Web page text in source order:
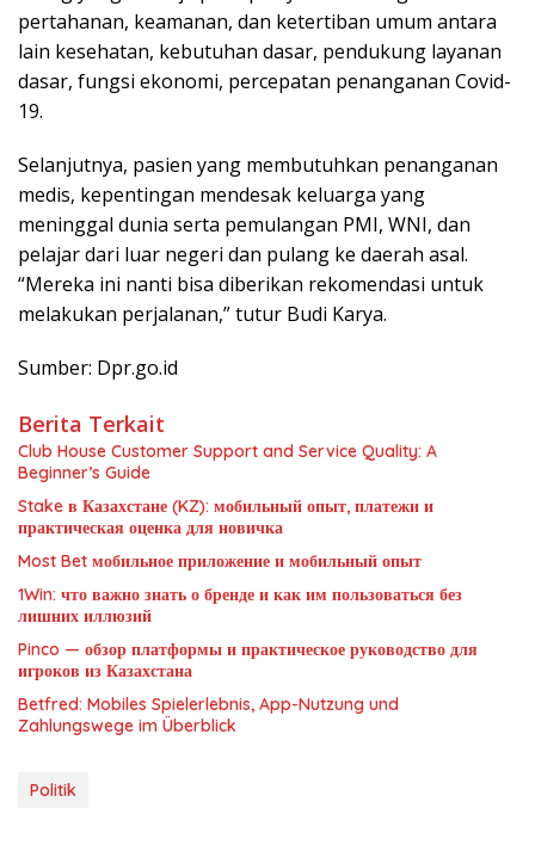
pertahanan, keamanan, dan ketertiban umum antara
lain kesehatan, kebutuhan dasar, pendukung layanan
dasar, fungsi ekonomi, percepatan penanganan Covid-
19.
Selanjutnya, pasien yang membutuhkan penanganan
medis, kepentingan mendesak keluarga yang
meninggal dunia serta pemulangan PMI, WNI, dan
pelajar dari luar negeri dan pulang ke daerah asal.
“Mereka ini nanti bisa diberikan rekomendasi untuk
melakukan perjalanan,” tutur Budi Karya.
Sumber: Dpr.go.id
Berita Terkait
Club House Customer Support and Service Quality: A
Beginner’s Guide
Stake в Казахстане (KZ): мобильный опыт, платежи и
практическая оценка для новичка
Most Bet мобильное приложение и мобильный опыт
1Win: что важно знать о бренде и как им пользоваться без
лишних иллюзий
Pinco — обзор платформы и практическое руководство для
игроков из Казахстана
Betfred: Mobiles Spielerlebnis, App-Nutzung und
Zahlungswege im Überblick
Politik